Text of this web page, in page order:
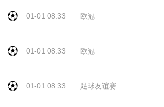
01-01 08:33 欧冠
01-01 08:33 欧冠
01-01 08:33 足球友谊赛